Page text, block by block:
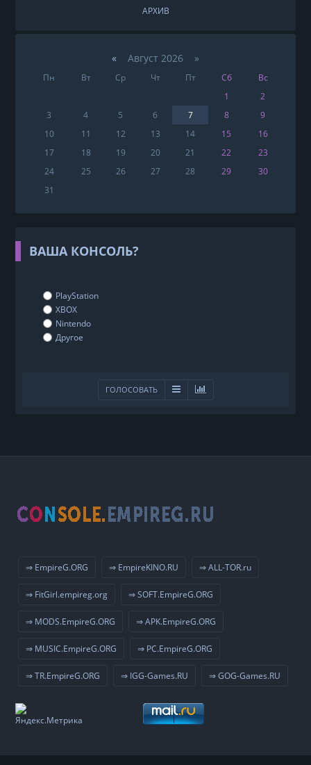
АРХИВ
«Август 2026 »
Пн Вт Ср Чт Пт Сб
Вс
1
2
3
4 5 6 7 8
9
10
11 12 13 14 15
16
17
18 19 20 21 22
23
24
25 26 27 28 29
30
31
ВАША КОНСОЛЬ?
PlayStation
XBOX
Nintendo
Другое
ГОЛОСОВАТЬ
⇒ EmpireG.ORG ⇒ EmpireKINO.RU ⇒ ALL-TOR.ru
⇒ FitGirl.empireg.org ⇒ SOFT.EmpireG.ORG
⇒ MODS.EmpireG.ORG ⇒ APK.EmpireG.ORG
⇒ MUSIC.EmpireG.ORG ⇒ PC.EmpireG.ORG
⇒ TR.EmpireG.ORG ⇒ IGG-Games.RU ⇒ GOG-Games.RU